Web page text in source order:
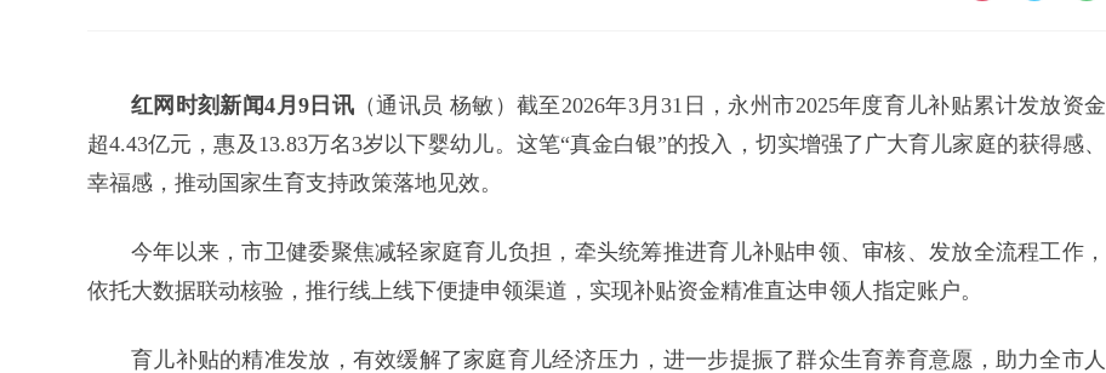
红网时刻新闻4月9日讯 （通讯员 杨敏）截至2026年3月31日，永州市2025年度育儿补贴累计发放资金
超4.43亿元，惠及13.83万名3岁以下婴幼儿。这笔“真金白银”的投入，切实增强了广大育儿家庭的获得感、
幸福感，推动国家生育支持政策落地见效。
今年以来，市卫健委聚焦减轻家庭育儿负担，牵头统筹推进育儿补贴申领、审核、发放全流程工作，
依托大数据联动核验，推行线上线下便捷申领渠道，实现补贴资金精准直达申领人指定账户。
育儿补贴的精准发放，有效缓解了家庭育儿经济压力，进一步提振了群众生育养育意愿，助力全市人